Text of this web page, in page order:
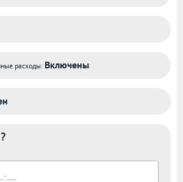
расходы: Включены